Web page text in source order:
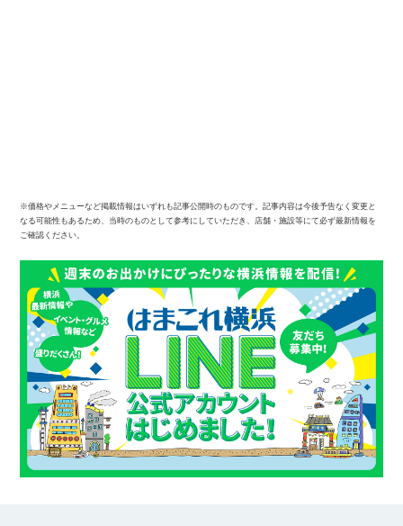
※価格やメニューなど掲載情報はいずれも記事公開時のものです。記事内容は今後予告なく変更と
なる可能性もあるため、当時のものとして参考にしていただき、店舗・施設等にて必ず最新情報を
ご確認ください。